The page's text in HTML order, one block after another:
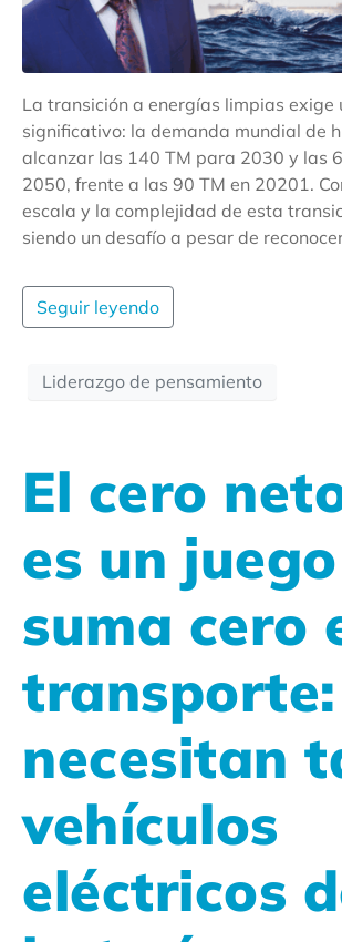
La transición a energías limpias exige
significativo: la demanda mundial de
alcanzar las 140 TM para 2030 y las
2050, frente a las 90 TM en 20201.
escala y la complejidad de esta
siendo un desafío a pesar de
Seguir leyendo
Liderazgo de pensamiento
El cero
es un
suma cero
transporte:
necesitan
vehículos
eléctricos